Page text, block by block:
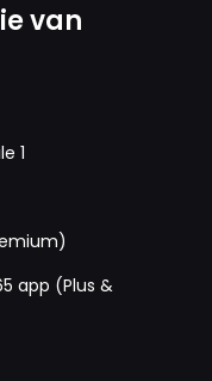
van
1
app (Plus &